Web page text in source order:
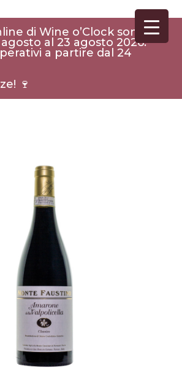
di Wine o’Clock sono
al 23 agosto 2026.
a partire dal 24
🍷